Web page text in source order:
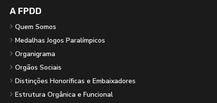
A FPDD
Quem Somos
Medalhas Jogos Paralímpicos
Organigrama
Orgãos Sociais
Distinções Honoríficas e Embaixadores
Estrutura Orgânica e Funcional